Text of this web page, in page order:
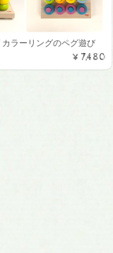
カラーリングのペグ遊び
¥7,480